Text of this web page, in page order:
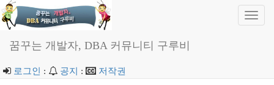
꿈꾸는 개발자, DBA 커뮤니티 구루비
로그인 : 공지 : 저작권